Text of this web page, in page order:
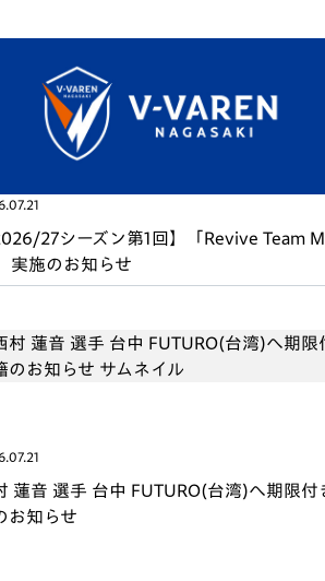
27シーズン第1回】「Revive Team
実施のお知らせ
蓮音 選手 台中 FUTURO(台湾)へ期限付
お知らせ